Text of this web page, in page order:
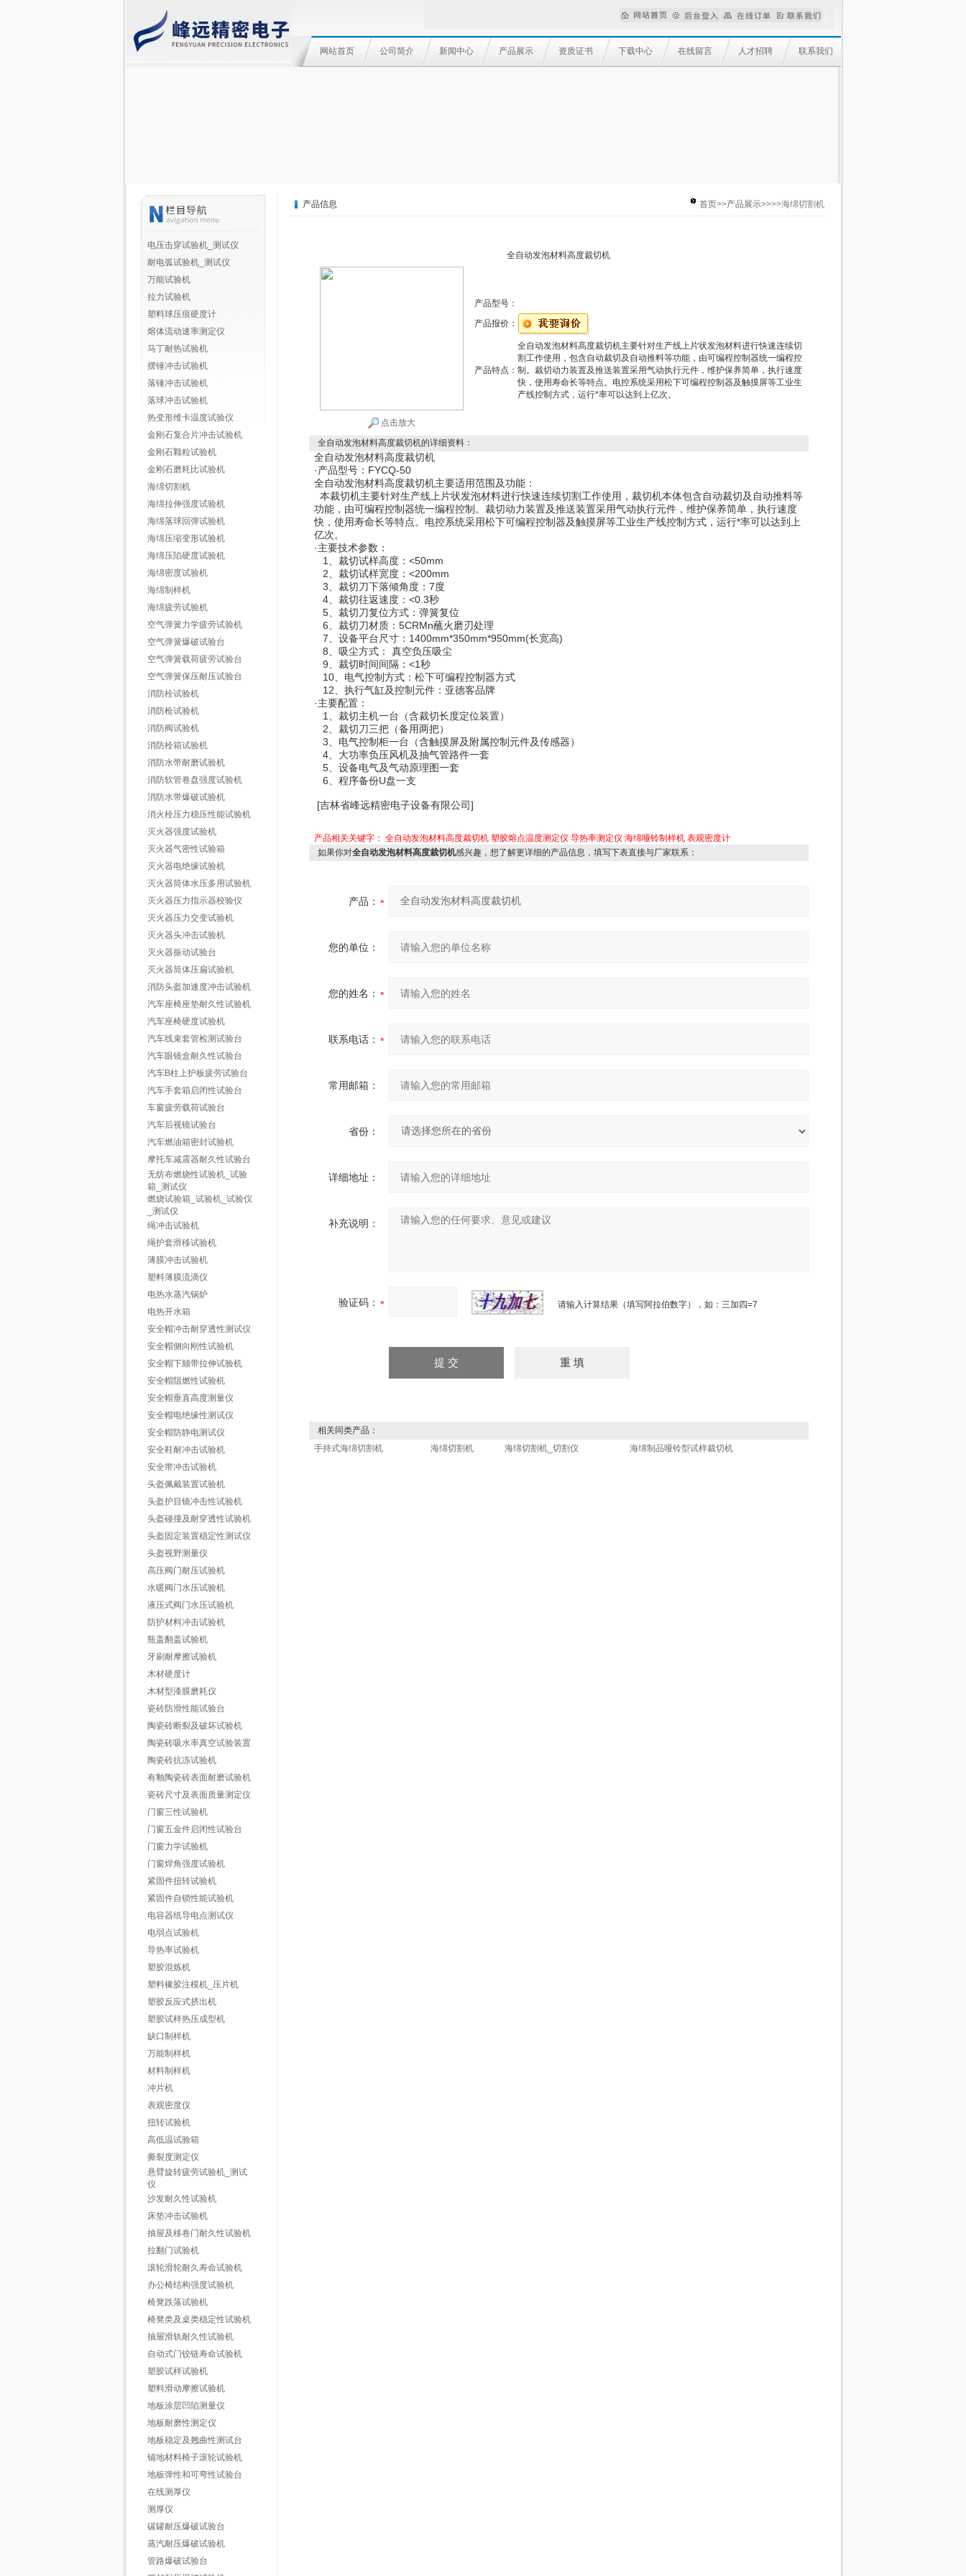
网站首页 公司简介 新闻中心 产品展示 资质证书 下载中心 在线留言 人才招聘 联系我们
电压击穿试验机_测试仪
耐电弧试验机_测试仪
万能试验机
拉力试验机
塑料球压痕硬度计
熔体流动速率测定仪
马丁耐热试验机
摆锤冲击试验机
落锤冲击试验机
落球冲击试验机
热变形维卡温度试验仪
金刚石复合片冲击试验机
金刚石颗粒试验机
金刚石磨耗比试验机
海绵切割机
海绵拉伸强度试验机
海绵落球回弹试验机
海绵压缩变形试验机
海绵压陷硬度试验机
海绵密度试验机
海绵制样机
海绵疲劳试验机
空气弹簧力学疲劳试验机
空气弹簧爆破试验台
空气弹簧载荷疲劳试验台
空气弹簧保压耐压试验台
消防栓试验机
消防枪试验机
消防阀试验机
消防栓箱试验机
消防水带耐磨试验机
消防软管卷盘强度试验机
消防水带爆破试验机
消火栓压力稳压性能试验机
灭火器强度试验机
灭火器气密性试验箱
灭火器电绝缘试验机
灭火器筒体水压多用试验机
灭火器压力指示器校验仪
灭火器压力交变试验机
灭火器头冲击试验机
灭火器振动试验台
灭火器筒体压扁试验机
消防头盔加速度冲击试验机
汽车座椅座垫耐久性试验机
汽车座椅硬度试验机
汽车线束套管检测试验台
汽车眼镜盒耐久性试验台
汽车B柱上护板疲劳试验台
汽车手套箱启闭性试验台
车窗疲劳载荷试验台
汽车后视镜试验台
汽车燃油箱密封试验机
摩托车减震器耐久性试验台
无纺布燃烧性试验机_试验
箱_测试仪
燃烧试验箱_试验机_试验仪
_测试仪
绳冲击试验机
绳护套滑移试验机
薄膜冲击试验机
塑料薄膜流滴仪
电热水蒸汽锅炉
电热开水箱
安全帽冲击耐穿透性测试仪
安全帽侧向刚性试验机
安全帽下颏带拉伸试验机
安全帽阻燃性试验机
安全帽垂直高度测量仪
安全帽电绝缘性测试仪
安全帽防静电测试仪
安全鞋耐冲击试验机
安全带冲击试验机
头盔佩戴装置试验机
头盔护目镜冲击性试验机
头盔碰撞及耐穿透性试验机
头盔固定装置稳定性测试仪
头盔视野测量仪
高压阀门耐压试验机
水暖阀门水压试验机
液压式阀门水压试验机
防护材料冲击试验机
瓶盖翻盖试验机
牙刷耐摩擦试验机
木材硬度计
木材型漆膜磨耗仪
瓷砖防滑性能试验台
陶瓷砖断裂及破坏试验机
陶瓷砖吸水率真空试验装置
陶瓷砖抗冻试验机
有釉陶瓷砖表面耐磨试验机
瓷砖尺寸及表面质量测定仪
门窗三性试验机
门窗五金件启闭性试验台
门窗力学试验机
门窗焊角强度试验机
紧固件扭转试验机
紧固件自锁性能试验机
电容器纸导电点测试仪
电弱点试验机
导热率试验机
塑胶混炼机
塑料橡胶注模机_压片机
塑胶反应式挤出机
塑胶试样热压成型机
缺口制样机
万能制样机
材料制样机
冲片机
表观密度仪
扭转试验机
高低温试验箱
撕裂度测定仪
悬臂旋转疲劳试验机_测试
仪
沙发耐久性试验机
床垫冲击试验机
抽屉及移卷门耐久性试验机
拉翻门试验机
滚轮滑轮耐久寿命试验机
办公椅结构强度试验机
椅凳跌落试验机
椅凳类及桌类稳定性试验机
抽屉滑轨耐久性试验机
自动式门铰链寿命试验机
塑胶试样试验机
塑料滑动摩擦试验机
地板涂层凹陷测量仪
地板耐磨性测定仪
地板稳定及翘曲性测试台
铺地材料椅子滚轮试验机
地板弹性和可弯性试验台
在线测厚仪
测厚仪
碳罐耐压爆破试验台
蒸汽耐压爆破试验机
管路爆破试验台
产品信息 首页>>产品展示>>>>海绵切割机
全自动发泡材料高度裁切机
点击放大
产品型号：
产品报价：
产品特点：
全自动发泡材料高度裁切机主要针对生产线上片状发泡材料进行快速连续切
割工作使用，包含自动裁切及自动推料等功能，由可编程控制器统一编程控
制。裁切动力装置及推送装置采用气动执行元件，维护保养简单，执行速度
快，使用寿命长等特点。电控系统采用松下可编程控制器及触摸屏等工业生
产线控制方式，运行*率可以达到上亿次。
全自动发泡材料高度裁切机的详细资料：
全自动发泡材料高度裁切机
·产品型号：FYCQ-50
全自动发泡材料高度裁切机主要适用范围及功能：
本裁切机主要针对生产线上片状发泡材料进行快速连续切割工作使用，裁切机本体包含自动裁切及自动推料等
功能，由可编程控制器统一编程控制。裁切动力装置及推送装置采用气动执行元件，维护保养简单，执行速度
快，使用寿命长等特点。电控系统采用松下可编程控制器及触摸屏等工业生产线控制方式，运行*率可以达到上
亿次。
·主要技术参数 ：
1、裁切试样高度：<50mm
2、裁切试样宽度：<200mm
3、裁切刀下落倾角度：7度
4、裁切往返速度：<0.3秒
5、裁切刀复位方式：弹簧复位
6、裁切刀材质：5CRMn蘸火磨刃处理
7、设备平台尺寸：1400mm*350mm*950mm(长宽高)
8、吸尘方式： 真空负压吸尘
9、裁切时间间隔：<1秒
10、电气控制方式：松下可编程控制器方式
12、执行气缸及控制元件：亚德客品牌
·主要配置：
1、裁切主机一台（含裁切长度定位装置）
2、裁切刀三把（备用两把）
3、电气控制柜一台（含触摸屏及附属控制元件及传感器）
4、大功率负压风机及抽气管路件一套
5、设备电气及气动原理图一套
6、程序备份U盘一支
[吉林省峰远精密电子设备有限公司]
产品相关关键字： 全自动发泡材料高度裁切机 塑胶熔点温度测定仪 导热率测定仪 海绵哑铃制样机 表观密度计
如果你对全自动发泡材料高度裁切机感兴趣，想了解更详细的产品信息，填写下表直接与厂家联系：
产品：
您的单位：
您的姓名：
联系电话：
常用邮箱：
省份：
详细地址：
补充说明：
验证码： 请输入计算结果（填写阿拉伯数字），如：三加四=7
相关同类产品：
手持式海绵切割机
海绵切割机 海绵切割机_切割仪 海绵制品哑铃型试样裁切机